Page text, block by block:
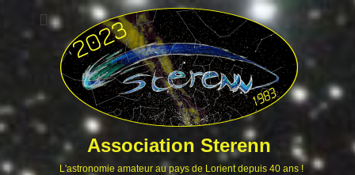
Association Sterenn
L'astronomie amateur au pays de Lorient depuis 40 ans !